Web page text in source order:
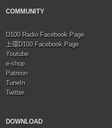
COMMUNITY
D100 Radio Facebook Page
上環D100 Facebook Page
Youtube
e-shop
Patreon
TuneIn
Twitter
DOWNLOAD